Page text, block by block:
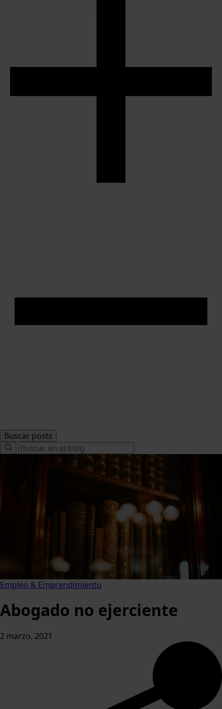
Buscar posts
Search
for:
Empleo & Emprendimiento
Abogado no ejerciente
2 marzo, 2021